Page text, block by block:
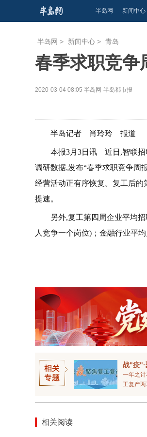
半岛网 新闻中心
半岛网 > 新闻中心 > 青岛
春季求职竞争
2020-03-04 08:05 半岛网-半岛都市报
半岛记者 肖玲玲 报道
本报3月3日讯 近日,智联招
调研数据,发布“春季求职竞争周
经营活动正有序恢复。复工后
提速。
另外,复工第四周企业平均
人竞争一个岗位)；金融行业平均
战"疫"·
一年之
工复产
相关阅读